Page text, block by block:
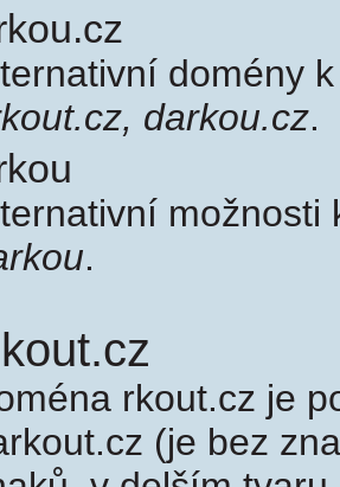
domény
darkou.cz.
.
rkout.cz je
(je bez